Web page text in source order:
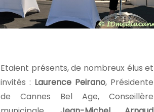
Etaient présents, de nombreux élus et
invités : Laurence Peirano, Présidente
de Cannes Bel Age, Conseillère